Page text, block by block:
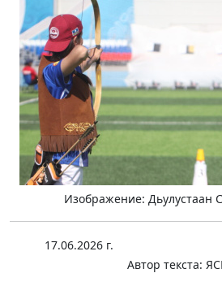
Изображение: Дьулустаан
17.06.2026 г.
Автор текста: